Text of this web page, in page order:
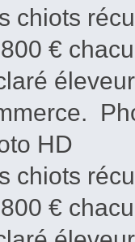
chiots
€
HD
chiots
€